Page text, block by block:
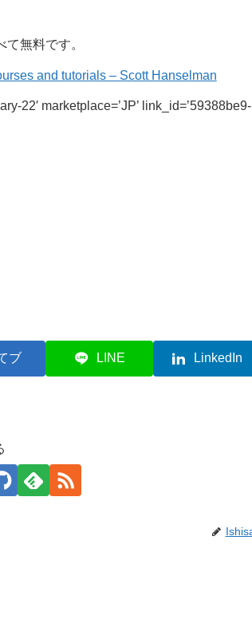
無料です。
and tutorials – Scott Hanselman
22′ marketplace=’JP’ link_id=’59388be9-
ブ LINE LinkedIn